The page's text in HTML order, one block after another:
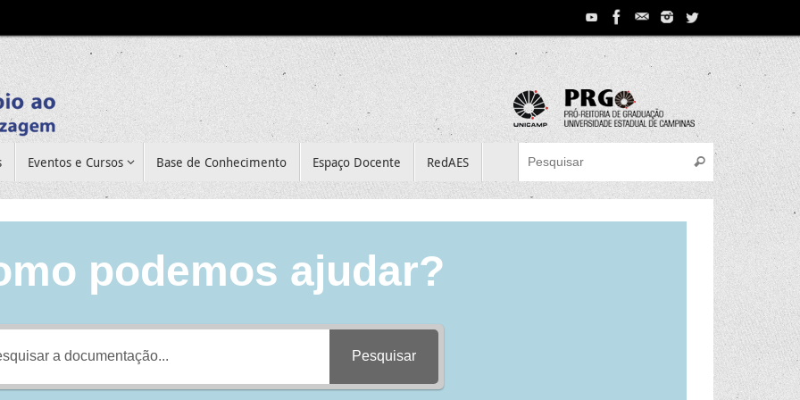
Eventos e Cursos Base de Conhecimento Espaço Docente RedAES
Search for:
Pesquisar
podemos ajudar?
Pesquisar